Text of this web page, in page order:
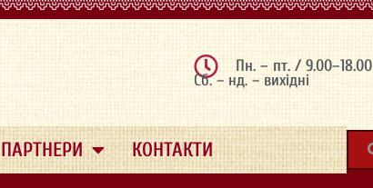
Пн. – пт. / 9.00–18.00
Сб. – нд. – вихідні
ПАРТНЕРИ КОНТАКТИ